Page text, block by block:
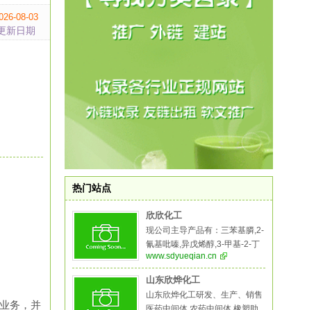
08-03
新日期
务，并
热门站点
欣欣化工
现公司主导产品有：三苯基膦,2-
氰基吡嗪,异戊烯醇,3-甲基-2-丁
烯醇,异佛尔酮,二溴海因,无水叔
醛，5-溴-2-氨基苯甲酸,氧化苯
乙烯,苯乙酮,间苯二甲醚,二甲基
www.sdyueqian.cn
山东欣烨化工
山东欣烨化工研发、生产、销售